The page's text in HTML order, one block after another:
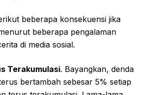
beberapa konsekuensi jika
beberapa pengalaman
di media sosial.
Terakumulasi. Bayangkan, denda
bertambah sebesar 5% setiap